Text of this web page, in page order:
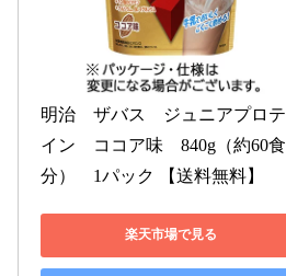
明治　ザバス　ジュニアプロテ
イン　ココア味　840g（約60食
分）　1パック 【送料無料】
楽天市場で見る